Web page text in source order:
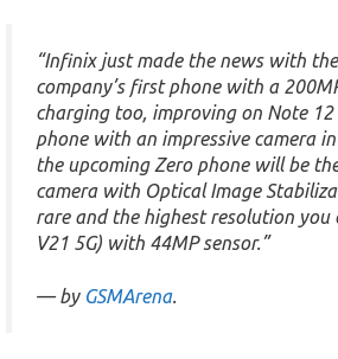
“Infinix just made the news with
company’s first phone with a
charging too, improving on Note 12
phone with an impressive camera
the upcoming Zero phone will be
camera with Optical Image
rare and the highest resolution you
V21 5G) with 44MP sensor.”
— by GSMArena.